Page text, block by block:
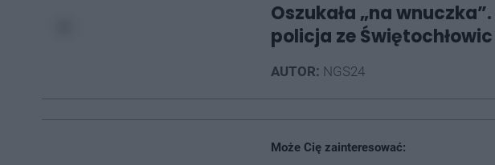
Oszukała „na
policja ze Świętochłowic
AUTOR: NGS24
Może Cię zainteresować: